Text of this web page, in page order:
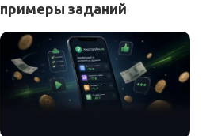
примеры заданий